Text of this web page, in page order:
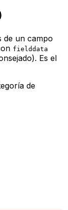
de un campo
fielddata
Es el
de